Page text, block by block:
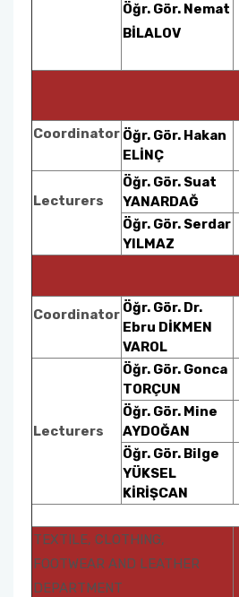
Öğr. Gör. Nemat
BİLALOV
Coordinator Öğr. Gör. Hakan
ELİNÇ
Lecturers
Öğr. Gör. Suat
YANARDAĞ
Öğr. Gör. Serdar
YILMAZ
Coordinator Öğr. Gör. Dr.
Ebru DİKMEN
VAROL
Lecturers
Öğr. Gör. Gonca
TORÇUN
Öğr. Gör. Mine
AYDOĞAN
Öğr. Gör. Bilge
YÜKSEL
KİRİŞCAN
TEXTILE, CLOTHING,
FOOTWEAR AND LEATHER
DEPARTMENT